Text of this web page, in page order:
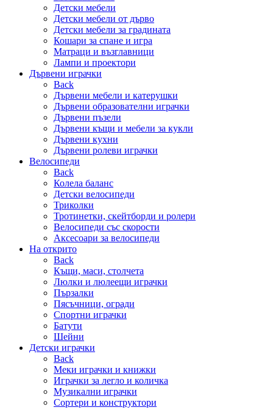
Детски мебели
Детски мебели от дърво
Детски мебели за градината
Кошари за спане и игра
Матраци и възглавници
Лампи и проектори
Дървени играчки
Back
Дървени мебели и катерушки
Дървени образователни играчки
Дървени пъзели
Дървени къщи и мебели за кукли
Дървени кухни
Дървени ролеви играчки
Велосипеди
Back
Колела баланс
Детски велосипеди
Триколки
Тротинетки, скейтборди и ролери
Велосипеди със скорости
Аксесоари за велосипеди
На открито
Back
Къщи, маси, столчета
Люлки и люлеещи играчки
Пързалки
Пясъчници, огради
Спортни играчки
Батути
Шейни
Детски играчки
Back
Меки играчки и книжки
Играчки за легло и количка
Музикални играчки
Сортери и конструктори